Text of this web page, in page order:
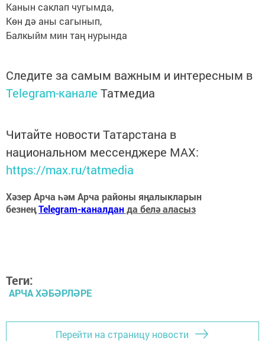
Канын саклап чугымда,
Көн дә аны сагынып,
Балкыйм мин таң нурында
Следите за самым важным и интересным в
Telegram-канале Татмедиа
Читайте новости Татарстана в
национальном мессенджере MАХ:
https://max.ru/tatmedia
Хәзер Арча һәм Арча районы яңалыкларын
безнеңTelegram-каналданда белә аласыз
Теги:
АРЧА ХӘБӘРЛӘРЕ
Перейти на страницу новости